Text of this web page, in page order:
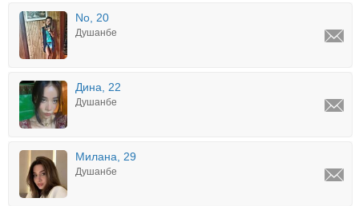
No, 20
Душанбе
Дина, 22
Душанбе
Милана, 29
Душанбе